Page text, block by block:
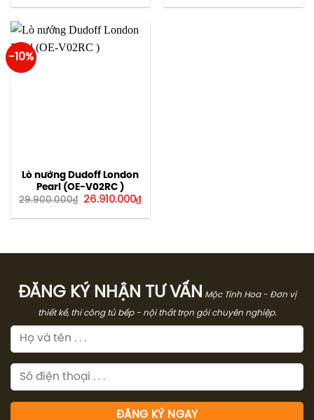
là:
tại
là:
tại
-10%
Lò nướng Dudoff London
Pearl (OE-V02RC )
29.900.000₫
Giá
là:
26.910.000₫Giá
tại
ĐĂNG KÝ NHẬN TƯ VẤN
Mộc Tinh Hoa - Đơn vị
thiết kế, thi công tủ bếp - nội thất trọn gói chuyên nghiệp.